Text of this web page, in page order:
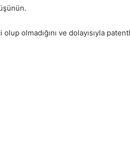
olmadığını ve dolayısıyla